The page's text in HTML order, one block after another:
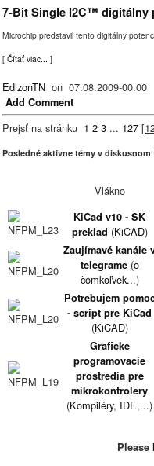
7-Bit Single I2C™ digitálny
Microchip predstavil tento digitálny
[ Čítať viac... ]
EdizonTN on 07.08.2009-00:00
Add Comment
Prejsť na stránku 1 2 3 ... 127 [
Posledné aktívne témy v diskusnom
Vlákno
KiCad v10 - SK
preklad (KiCAD)
Zaujímavé kanále
telegrame (o
čomkoľvek...)
Potrebujem
- script pre KiCad
(KiCAD)
Graficke
programovacie
prostredia pre
mikrokontrolery
(Kompiléry, IDE,...)
konštruktívne
Please